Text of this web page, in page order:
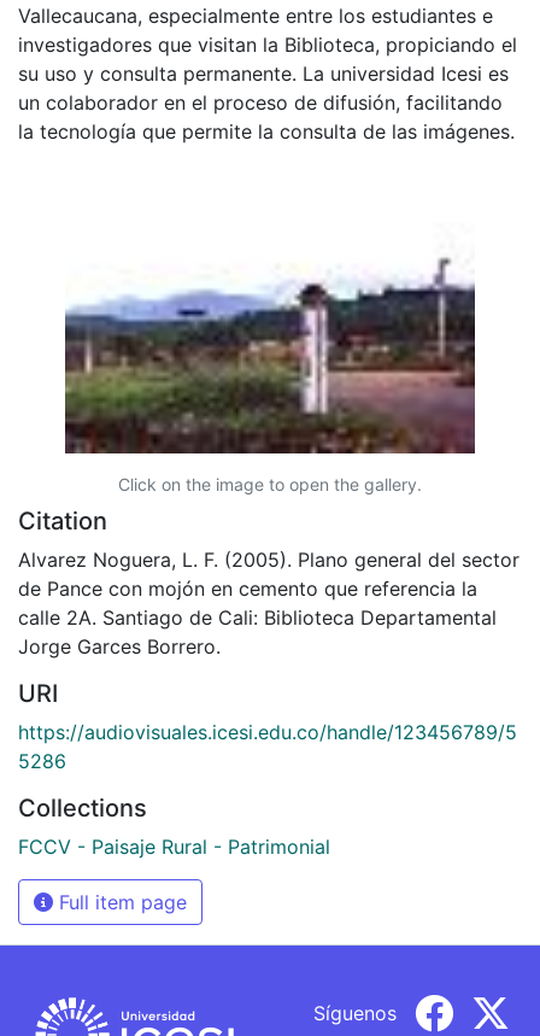
Vallecaucana, especialmente entre los estudiantes e
investigadores que visitan la Biblioteca, propiciando el
su uso y consulta permanente. La universidad Icesi es
un colaborador en el proceso de difusión, facilitando
la tecnología que permite la consulta de las imágenes.
Click on the image to open the gallery.
Citation
Alvarez Noguera, L. F. (2005). Plano general del sector
de Pance con mojón en cemento que referencia la
calle 2A. Santiago de Cali: Biblioteca Departamental
Jorge Garces Borrero.
URI
https://audiovisuales.icesi.edu.co/handle/123456789/5
5286
Collections
FCCV - Paisaje Rural - Patrimonial
Full item page
Síguenos